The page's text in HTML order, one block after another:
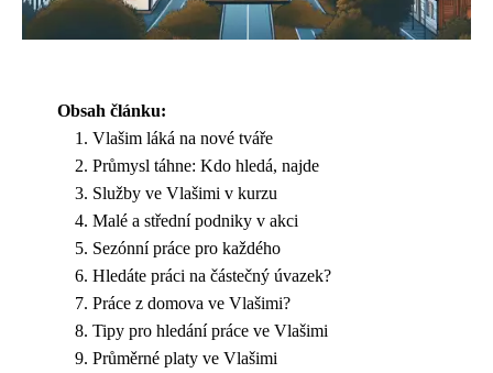
Obsah článku:
Vlašim láká na nové tváře
Průmysl táhne: Kdo hledá, najde
Služby ve Vlašimi v kurzu
Malé a střední podniky v akci
Sezónní práce pro každého
Hledáte práci na částečný úvazek?
Práce z domova ve Vlašimi?
Tipy pro hledání práce ve Vlašimi
Průměrné platy ve Vlašimi